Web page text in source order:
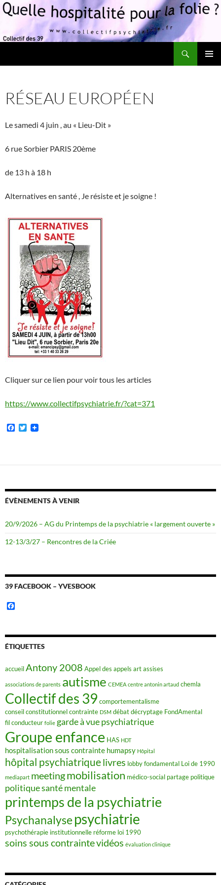
RÉSEAU EUROPÉEN
Le samedi 4 juin , au « Lieu-Dit »
6 rue Sorbier PARIS 20ème
de 13 h à 18 h
Alternatives en santé , Je résiste et je soigne !
Cliquer sur ce lien pour voir tous les articles
https://www.collectifpsychiatrie.fr/?cat=371
F
o
T
e
ÉVÈNEMENTS À VENIR
20/9/2026 – AG du Printemps de la psychiatrie « largement ouverte »
12-13/3/27 – Rencontres de la Criée
39 FACEBOOK – YVESBOOK
b
o
o
ÉTIQUETTES
accueilAntony 2008 Appel des appels artassises
associations de parents autisme CEMEA centre antonin artaud chemla
Collectif des 39 comportementalisme
conseil constitutionnelcontrainte DSM débatdécryptage FondAmental
fil conducteur folie garde à vue psychiatrique
Groupe enfance HAS HDT
hospitalisation sous contrainte humapsy Hôpital
hôpital psychiatriquelivres lobby fondamental Loi de 1990
mediapart meetingmobilisation médico-social partage politique
politique santé mentale
printemps de la psychiatrie
Psychanalyse psychiatrie
psychothérapie institutionnelle réforme loi 1990
soins sous contraintevidéos évaluation clinique